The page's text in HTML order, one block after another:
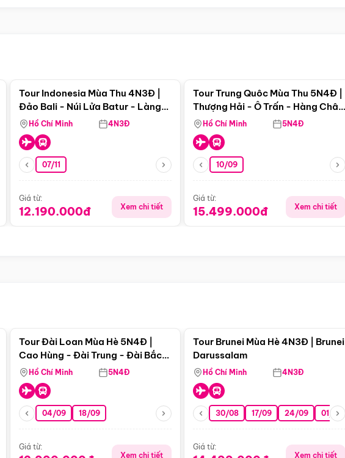
Tour Indonesia Mùa Thu 4N3Đ |
Đảo Bali - Núi Lửa Batur - Làng
Penglipuran
Hồ Chí Minh 4N3Đ
07/11
Giá từ:
12.190.000đ Xem chi tiết
Tour Trung Quôc Mùa Thu 5N4Đ |
Thượng Hải - Ô Trấn - Hàng Châu
(Tour Không Shopping)
Hồ Chí Minh 5N4Đ
10/09
Giá từ:
15.499.000đ Xem chi tiết
Tour Đài Loan Mùa Hè 5N4Đ |
Cao Hùng - Đài Trung - Đài Bắc
(Bay Vj)
Hồ Chí Minh 5N4Đ
04/09 18/09
Giá từ:
Xem chi tiết
Tour Brunei Mùa Hè 4N3Đ | Brunei
Darussalam
Hồ Chí Minh 4N3Đ
30/08 17/09 24/09 01/10
Giá từ:
Xem chi tiết